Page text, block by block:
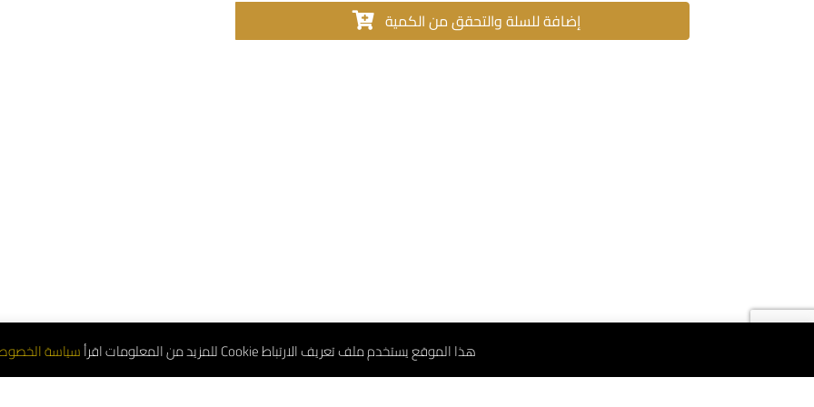
إضافة للسلة والتحقق من الكمية
هذا الموقع يستخدم ملف تعريف الارتباط Cookie للمزيد من المعلومات اقرأ سياسة